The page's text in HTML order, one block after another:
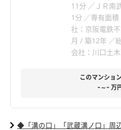
11分
ＪＲ南
1分
専有面
社：京阪電鉄
月 / 築12年
会社：川口土
このマンショ
-～-万
◆「溝の口」「武蔵溝ノ口」周